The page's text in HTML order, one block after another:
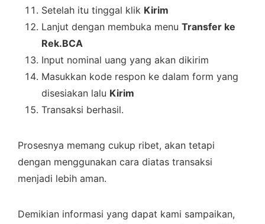
Setelah itu tinggal klik Kirim
Lanjut dengan membuka menu Transfer ke
Rek.BCA
Input nominal uang yang akan dikirim
Masukkan kode respon ke dalam form yang
disesiakan lalu Kirim
Transaksi berhasil.
Prosesnya memang cukup ribet, akan tetapi
dengan menggunakan cara diatas transaksi
menjadi lebih aman.
Demikian informasi yang dapat kami sampaikan,